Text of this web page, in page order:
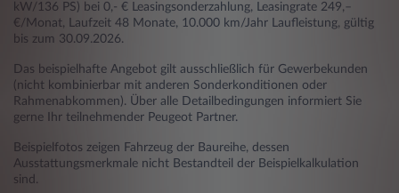
kW/136 PS) bei 0,- € Leasingsonderzahlung, Leasingrate 249,–
€/Monat, Laufzeit 48 Monate, 10.000 km/Jahr Laufleistung, gültig
bis zum 30.09.2026.
Das beispielhafte Angebot gilt ausschließlich für Gewerbekunden
(nicht kombinierbar mit anderen Sonderkonditionen oder
Rahmenabkommen). Über alle Detailbedingungen informiert Sie
gerne Ihr teilnehmender Peugeot Partner.
Beispielfotos zeigen Fahrzeug der Baureihe, dessen
Ausstattungsmerkmale nicht Bestandteil der Beispielkalkulation
sind.